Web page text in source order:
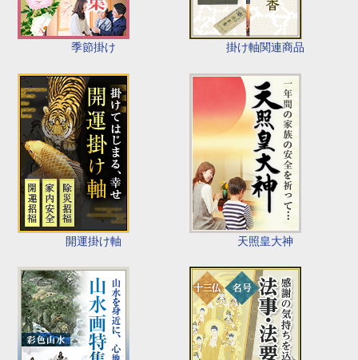
季節掛け 掛け軸関連商品
開運掛け軸 天照皇大神